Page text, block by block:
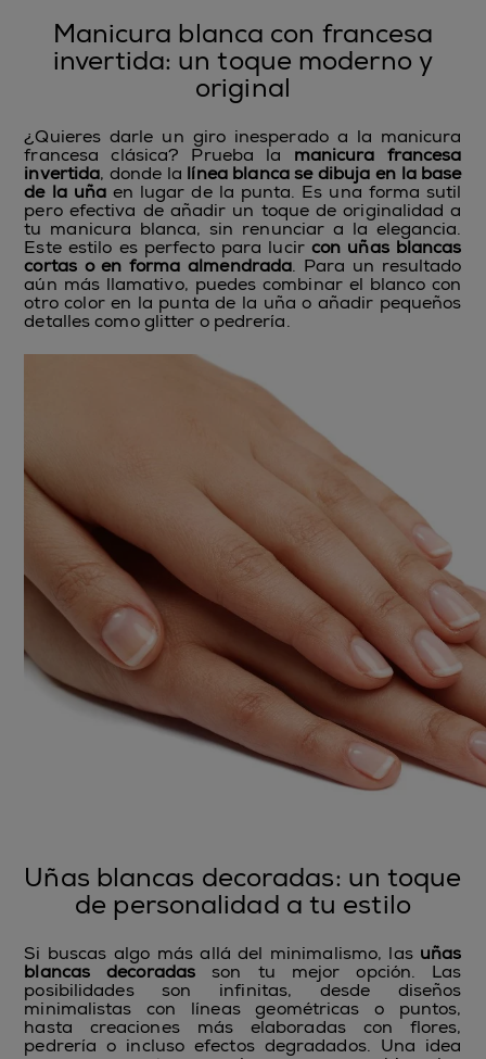
Manicura blanca con francesa
invertida: un toque moderno y
original
¿Quieres darle un giro inesperado a la manicura
francesa clásica? Prueba la manicura francesa
invertida, donde la línea blanca se dibuja en la base
de la uñaen lugar de la punta. Es una forma sutil
pero efectiva de añadir un toque de originalidad a
tu manicura blanca, sin renunciar a la elegancia.
Este estilo es perfecto para lucir con uñas blancas
cortas o en forma almendrada. Para un resultado
aún más llamativo, puedes combinar el blanco con
otro color en la punta de la uña o añadir pequeños
detalles como glitter o pedrería.
Uñas blancas decoradas: un toque
de personalidad a tu estilo
Si buscas algo más allá del minimalismo, las uñas
blancas decoradas son tu mejor opción. Las
posibilidades son infinitas, desde diseños
minimalistas con líneas geométricas o puntos,
hasta creaciones más elaboradas con flores,
pedrería o incluso efectos degradados. Una idea